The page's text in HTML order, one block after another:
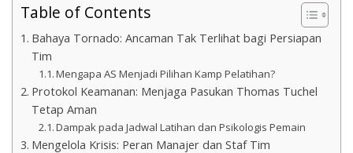
Table of Contents
Bahaya Tornado: Ancaman Tak Terlihat bagi Persiapan
Tim
Mengapa AS Menjadi Pilihan Kamp Pelatihan?
Protokol Keamanan: Menjaga Pasukan Thomas Tuchel
Tetap Aman
Dampak pada Jadwal Latihan dan Psikologis Pemain
Mengelola Krisis: Peran Manajer dan Staf Tim